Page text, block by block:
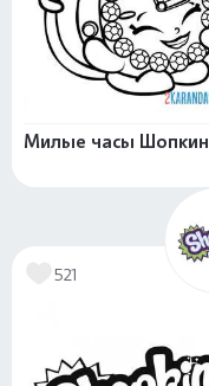
Милые часы
521